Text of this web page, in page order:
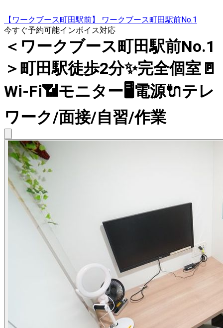
【ワークブース町田駅前】 ワークブース町田駅前No.1
今すぐ予約可能インボイス対応
＜ワークブース町田駅前No.1
＞町田駅徒歩2分✨完全個室🚪
Wi-Fi📶モニター🖥️電源🔌テレ
ワーク/面接/自習/作業